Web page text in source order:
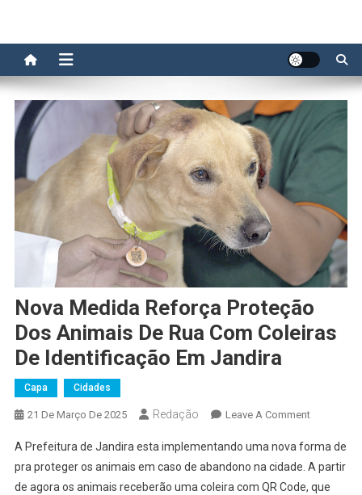
Nova Medida Reforça Proteção
Dos Animais De Rua Com Coleiras
De Identificação Em Jandira
Capa Cidades
21 De Março De 2025 Redação Leave A CommentOn
Medida
Reforça
Proteção
A Prefeitura de Jandira esta implementando uma nova forma de
pra proteger os animais em caso de abandono na cidade. A partir
de agora os animais receberão uma coleira com QR Code, que